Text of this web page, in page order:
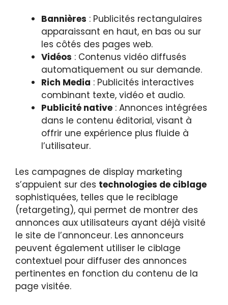
Bannières : Publicités rectangulaires
apparaissant en haut, en bas ou sur
les côtés des pages web.
Vidéos : Contenus vidéo diffusés
automatiquement ou sur demande.
Rich Media : Publicités interactives
combinant texte, vidéo et audio.
Publicité native : Annonces intégrées
dans le contenu éditorial, visant à
offrir une expérience plus fluide à
l’utilisateur.
Les campagnes de display marketing
s’appuient sur des technologies de ciblage
sophistiquées, telles que le reciblage
(retargeting), qui permet de montrer des
annonces aux utilisateurs ayant déjà visité
le site de l’annonceur. Les annonceurs
peuvent également utiliser le ciblage
contextuel pour diffuser des annonces
pertinentes en fonction du contenu de la
page visitée.